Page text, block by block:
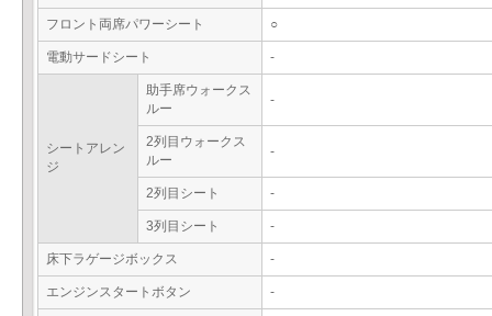
フロント両席パワーシート ○
電動サードシート -
シートアレン
ジ
助手席ウォークス
ルー
-
2列目ウォークス
ルー
-
2列目シート -
3列目シート -
床下ラゲージボックス -
エンジンスタートボタン -